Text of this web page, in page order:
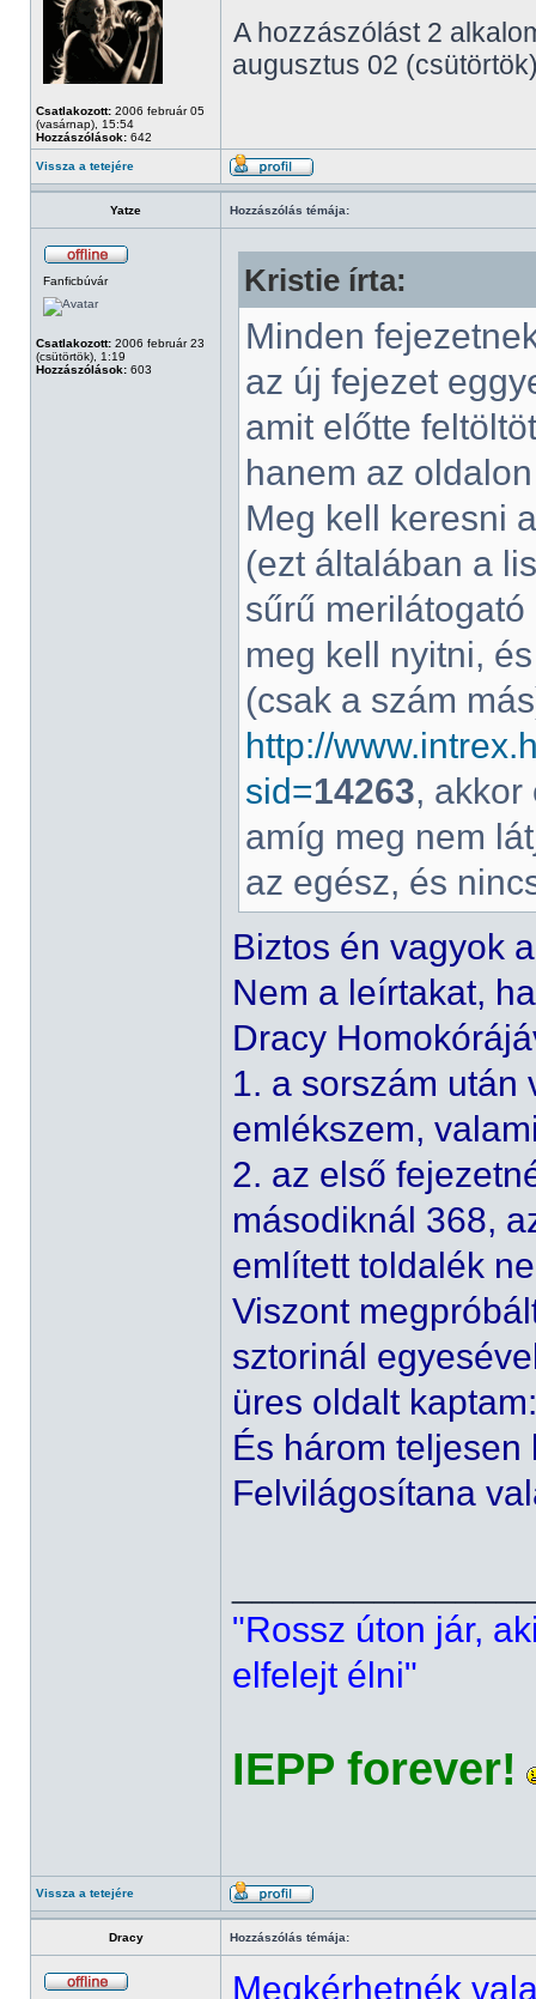
Csatlakozott: 2006 február 05
(vasárnap), 15:54
Hozzászólások: 642
A hozzászólást 2
augusztus 02
Vissza a tetejére
Yatze Hozzászólás témája:
Fanficbúvár
Csatlakozott: 2006 február 23
(csütörtök), 1:19
Hozzászólások: 603
Kristie írta:
Minden
az új fejezet
amit előtte
hanem az
Meg kell keresni
(ezt általában a
sűrű
meg kell nyitni,
(csak a szám
http://
sid=14263, akkor
amíg meg nem
az egész, és
Biztos én vagyok
Nem a leírtakat,
Dracy
1. a sorszám után
emlékszem,
2. az első
másodiknál 368,
említett toldalék
Viszont
sztorinál
üres oldalt
És három
Felvilágosítana
"Rossz úton jár,
elfelejt élni"
IEPP forever!
Vissza a tetejére
Dracy Hozzászólás témája:
Megkérhetnék